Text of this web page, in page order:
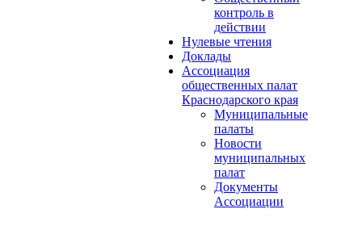
контроль в
действии
Нулевые чтения
Доклады
Ассоциация
общественных палат
Краснодарского края
Муниципальные
палаты
Новости
муниципальных
палат
Документы
Ассоциации